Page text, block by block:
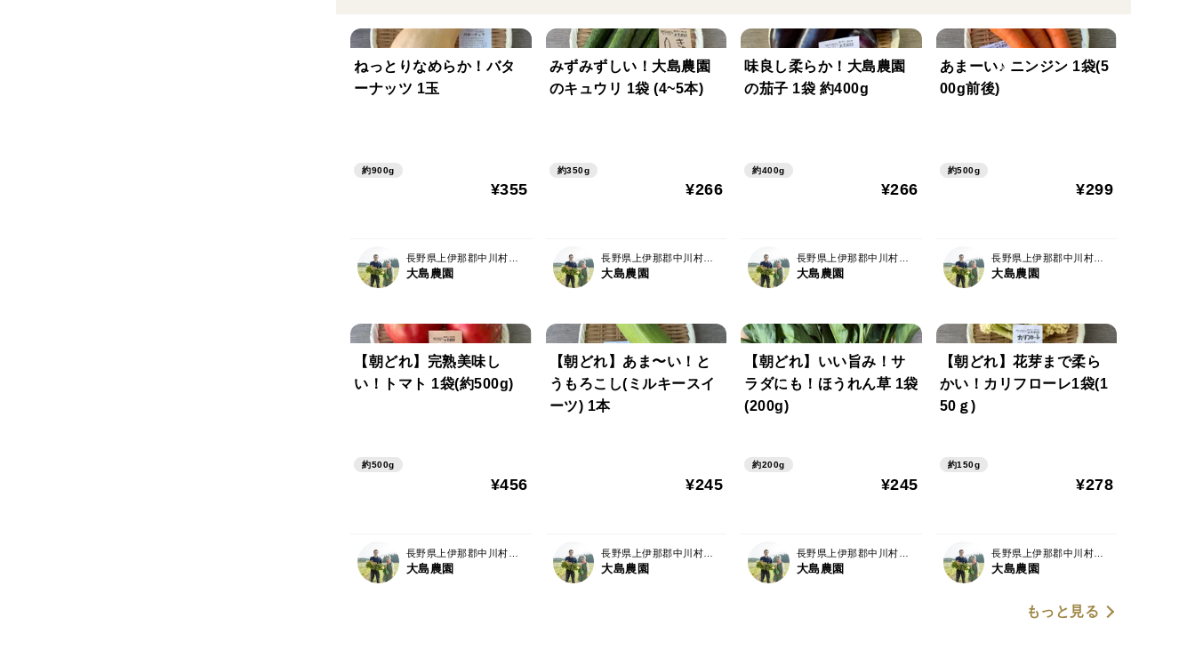
ねっとりなめらか！バタ
ーナッツ 1玉
約900g
¥355
長野県上伊那郡中川村片桐3560-1
大島農園
みずみずしい！大島農園
のキュウリ 1袋 (4~5本)
約350g
¥266
長野県上伊那郡中川村片桐3560-1
大島農園
味良し柔らか！大島農園
の茄子 1袋 約400g
約400g
¥266
長野県上伊那郡中川村片桐3560-1
大島農園
あまーい♪ ニンジン 1袋(5
00g前後)
約500g
¥299
長野県上伊那郡中川村片桐3560-1
大島農園
【朝どれ】完熟美味し
い！トマト 1袋(約500g)
約500g
¥456
大島農園
【朝どれ】あま〜い！と
うもろこし(ミルキースイ
ーツ) 1本
¥245
大島農園
【朝どれ】いい旨み！サ
ラダにも！ほうれん草 1袋
(200g)
約200g
¥245
大島農園
【朝どれ】花芽まで柔ら
かい！カリフローレ1袋(1
50ｇ)
約150g
¥278
大島農園
もっと見る